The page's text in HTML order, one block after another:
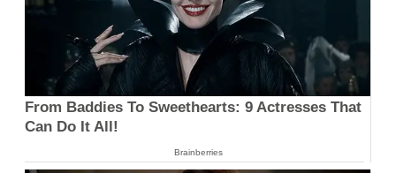
From Baddies To Sweethearts: 9 Actresses That
Can Do It All!
Brainberries